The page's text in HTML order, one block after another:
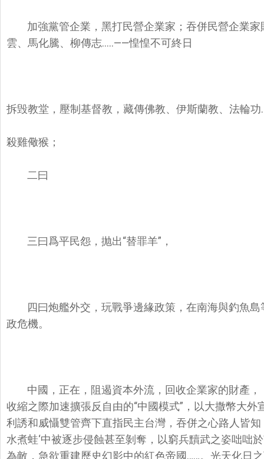
加強黨管企業，黑打民營企業家；吞併民營企業
雲、馬化騰、柳傳志.....——惶惶不可終日
拆毁教堂，壓制基督教，藏傳佛教、伊斯蘭教、法輪功
殺雞儆猴；
二曰
三曰爲平民怨，抛出“替罪羊”，
四曰炮艦外交，玩戰爭邊緣政策，在南海與釣魚
政危機。
中國，正在，阻遏資本外流，回收企業家的財產
收縮之際加速擴張反自由的“中國模式”，以大撒幣大外
利誘和威懾雙管齊下直指民主台灣，吞併之心路人皆
水煮蛙‘中被逐步侵蝕甚至剝奪，以窮兵黷武之姿咄咄
為敵，急欲重建歷史幻影中的紅色帝國……。光天化日